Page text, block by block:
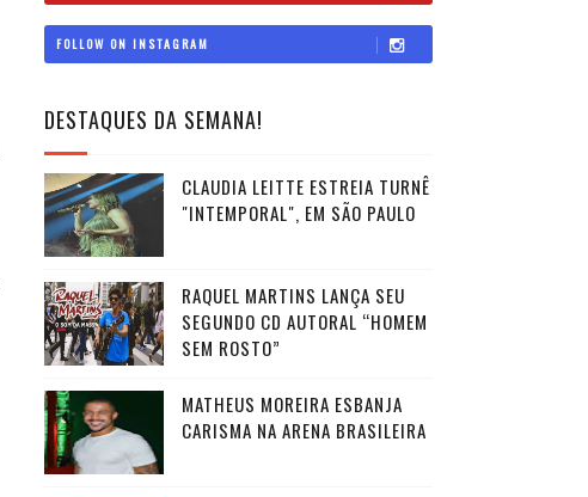
FOLLOW ON INSTAGRAM
DESTAQUES DA SEMANA!
CLAUDIA LEITTE ESTREIA TURNÊ
"INTEMPORAL", EM SÃO PAULO
RAQUEL MARTINS LANÇA SEU
SEGUNDO CD AUTORAL “HOMEM
SEM ROSTO”
MATHEUS MOREIRA ESBANJA
CARISMA NA ARENA BRASILEIRA